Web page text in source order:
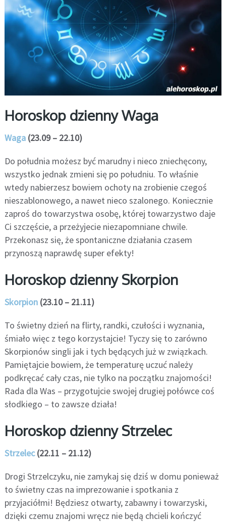
Horoskop dzienny Waga
Waga(23.09 – 22.10)
Do południa możesz być marudny i nieco zniechęcony,
wszystko jednak zmieni się po południu. To właśnie
wtedy nabierzesz bowiem ochoty na zrobienie czegoś
nieszablonowego, a nawet nieco szalonego. Koniecznie
zaproś do towarzystwa osobę, której towarzystwo daje
Ci szczęście, a przeżyjecie niezapomniane chwile.
Przekonasz się, że spontaniczne działania czasem
przynoszą naprawdę super efekty!
Horoskop dzienny Skorpion
Skorpion(23.10 – 21.11)
To świetny dzień na flirty, randki, czułości i wyznania,
śmiało więc z tego korzystajcie! Tyczy się to zarówno
Skorpionów singli jak i tych będących już w związkach.
Pamiętajcie bowiem, że temperaturę uczuć należy
podkręcać cały czas, nie tylko na początku znajomości!
Rada dla Was – przygotujcie swojej drugiej połówce coś
słodkiego – to zawsze działa!
Horoskop dzienny Strzelec
Strzelec(22.11 – 21.12)
Drogi Strzelczyku, nie zamykaj się dziś w domu ponieważ
to świetny czas na imprezowanie i spotkania z
przyjaciółmi! Będziesz otwarty, zabawny i towarzyski,
dzięki czemu znajomi wręcz nie będą chcieli kończyć